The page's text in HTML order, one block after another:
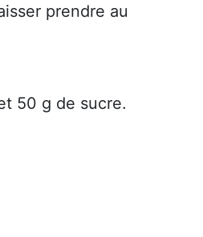
prendre au
50 g de sucre.